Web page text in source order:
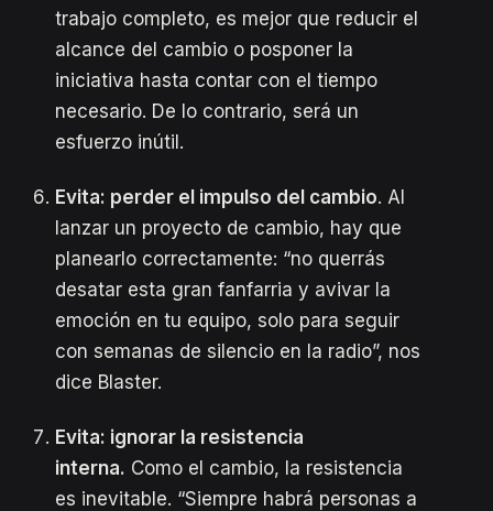
trabajo completo, es mejor que reducir el
alcance del cambio o posponer la
iniciativa hasta contar con el tiempo
necesario. De lo contrario, será un
esfuerzo inútil.
Evita: perder el impulso del cambio. Al
lanzar un proyecto de cambio, hay que
planearlo correctamente: “no querrás
desatar esta gran fanfarria y avivar la
emoción en tu equipo, solo para seguir
con semanas de silencio en la radio”, nos
dice Blaster.
Evita: ignorar la resistencia
interna. Como el cambio, la resistencia
es inevitable. “Siempre habrá personas a